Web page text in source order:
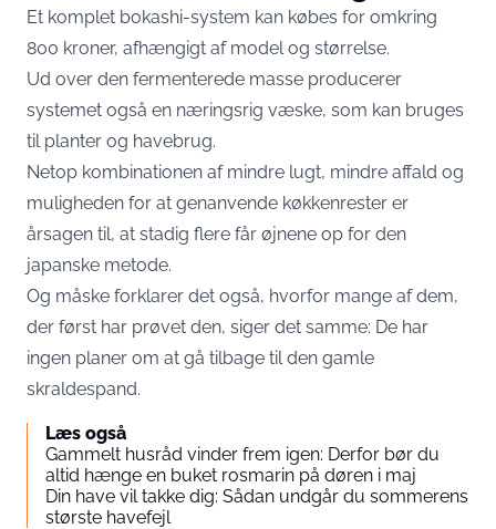
Et komplet bokashi-system kan købes for omkring
800 kroner, afhængigt af model og størrelse.
Ud over den fermenterede masse producerer
systemet også en næringsrig væske, som kan bruges
til planter og havebrug.
Netop kombinationen af mindre lugt, mindre affald og
muligheden for at genanvende køkkenrester er
årsagen til, at stadig flere får øjnene op for den
japanske metode.
Og måske forklarer det også, hvorfor mange af dem,
der først har prøvet den, siger det samme: De har
ingen planer om at gå tilbage til den gamle
skraldespand.
Læs også
Gammelt husråd vinder frem igen: Derfor bør du
altid hænge en buket rosmarin på døren i maj
Din have vil takke dig: Sådan undgår du sommerens
største havefejl